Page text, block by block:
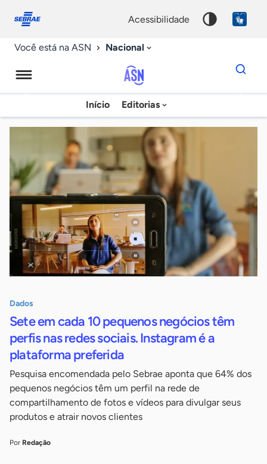
conosco
acessibilidade
Você está na ASN Nacional
Agência
Sebrae
de
Notícias
Início Editorias
Dados
para
chave
Dados
Sete em cada 10 pequenos negócios têm
perfis nas redes sociais. Instagram é a
plataforma preferida
Pesquisa encomendada pelo Sebrae aponta que 64% dos
pequenos negócios têm um perfil na rede de
compartilhamento de fotos e vídeos para divulgar seus
produtos e atrair novos clientes
Por Redação